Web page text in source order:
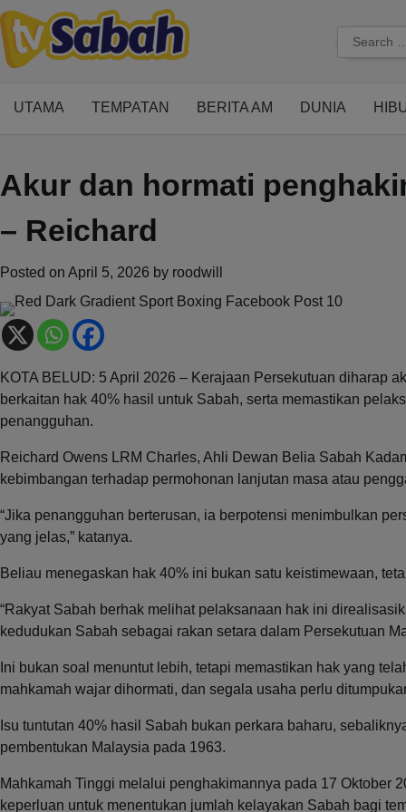
Skip
to
content
Search
for:
UTAMA TEMPATAN BERITA AM DUNIA
Akur dan hormati
– Reichard
Posted on April 5, 2026 by roodwill
KOTA BELUD: 5 April 2026 – Kerajaan Persekutuan diharap
berkaitan hak 40% hasil untuk Sabah, serta memastikan
penangguhan.
Reichard Owens LRM Charles, Ahli Dewan Belia Sabah
kebimbangan terhadap permohonan lanjutan masa atau
“Jika penangguhan berterusan, ia berpotensi menimbulkan
yang jelas,” katanya.
Beliau menegaskan hak 40% ini bukan satu keistimewaan,
“Rakyat Sabah berhak melihat pelaksanaan hak ini
kedudukan Sabah sebagai rakan setara dalam Persekutuan
Ini bukan soal menuntut lebih, tetapi memastikan hak yang
mahkamah wajar dihormati, dan segala usaha perlu
Isu tuntutan 40% hasil Sabah bukan perkara baharu,
pembentukan Malaysia pada 1963.
Mahkamah Tinggi melalui penghakimannya pada 17 Oktober
keperluan untuk menentukan jumlah kelayakan Sabah bagi